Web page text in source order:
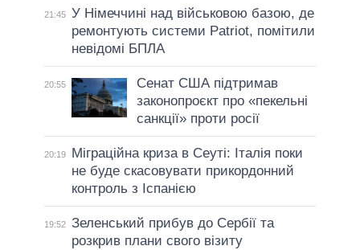
21:45 У Німеччині над військовою базою, де
ремонтують системи Patriot, помітили
невідомі БПЛА
20:55
Сенат США підтримав
законопроєкт про «пекельні
санкції» проти росії
20:19
Міграційна криза в Сеуті: Італія поки
не буде скасовувати прикордонний
контроль з Іспанією
19:52 Зеленський прибув до Сербії та
розкрив плани свого візиту